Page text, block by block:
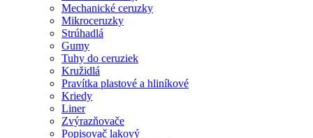
Mechanické ceruzky
Mikroceruzky
Strúhadlá
Gumy
Tuhy do ceruziek
Kružidlá
Pravítka plastové a hliníkové
Kriedy
Liner
Zvýrazňovače
Popisovač lakový